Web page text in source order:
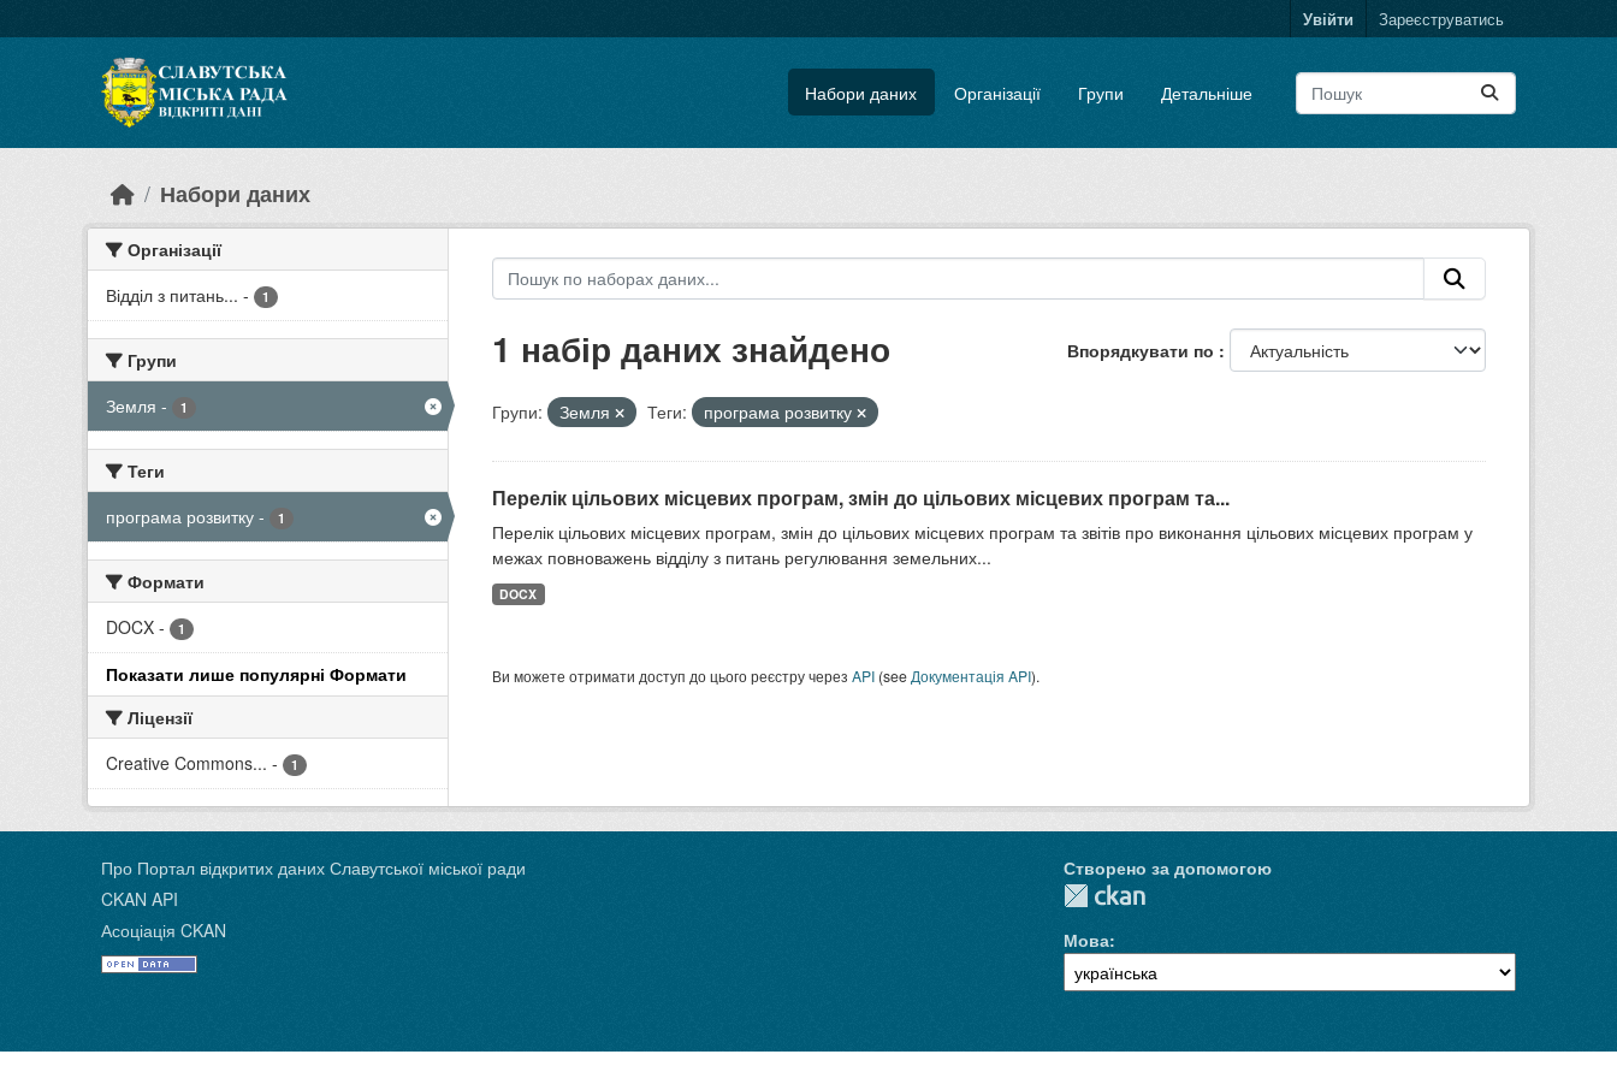
Увійти Зареєструватись
Набори даних Організації Групи Детальніше
Набори даних
Організації
Відділ з питань... - 1
Групи
Земля - 1
Теги
програма розвитку - 1
Формати
DOCX - 1
Показати лише популярні Формати
Ліцензії
Creative Commons... - 1
Впорядкувати по
1 набір даних знайдено
Групи: Земля Теги: програма розвитку
Перелік цільових місцевих програм, змін до цільових місцевих програм та...
Перелік цільових місцевих програм, змін до цільових місцевих програм та звітів про виконання цільових місцевих програм у
межах повноважень відділу з питань регулювання земельних...
DOCX
Ви можете отримати доступ до цього реєстру через API(see Документація API).
Про Портал відкритих даних Славутської міської ради
CKAN API
Асоціація CKAN
Створено за допомогою
Мова